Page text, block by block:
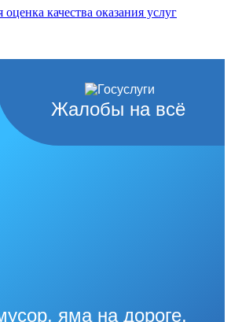
качества оказания услуг
Жалобы на всё
яма на дороге,